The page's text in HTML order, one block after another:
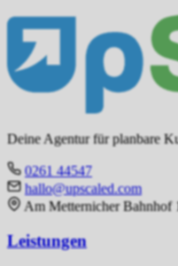
Deine Agentur für planbare
0261 44547
hallo@upscaled.com
Am Metternicher Bahnhof
Leistungen